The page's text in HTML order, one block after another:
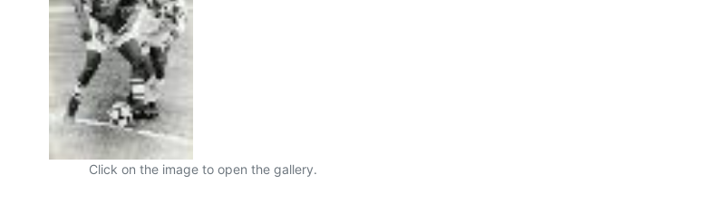
Click on the image to open the gallery.